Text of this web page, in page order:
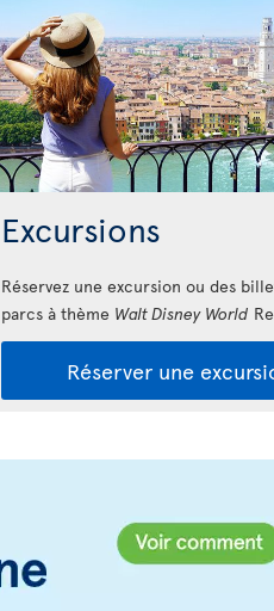
Excursions
Réservez une excursion ou des
parcs à thème Walt Disney World
Réserver une